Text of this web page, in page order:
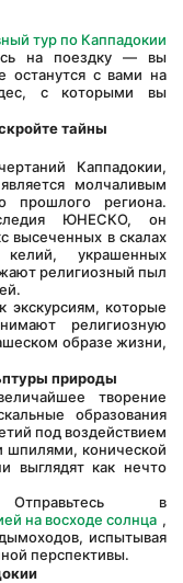
тур по Каппадокии
на поездку — вы
останутся с вами на
с которыми вы
тайны
молчаливым
прошлого региона.
ЮНЕСКО, он
высеченных в скалах
украшенных
религиозный пыл
экскурсиям, которые
религиозную
образе жизни,
природы
творение
образования
под воздействием
шпилями, конической
выглядят как нечто
в
на восходе солнца ,
испытывая
перспективы.